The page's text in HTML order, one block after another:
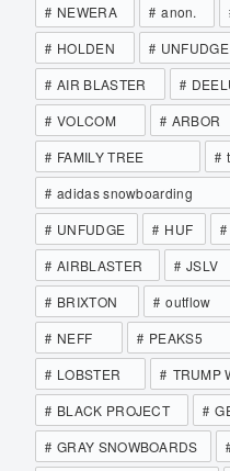
NEWERA
anon.
HOLDEN
AIR BLASTER
VOLCOM
ARBOR
FAMILY TREE
adidas snowboarding
UNFUDGE
HUF
AIRBLASTER
JSLV
BRIXTON
outflow
NEFF
PEAKS5
LOBSTER
TRUMP
BLACK PROJECT
GRAY SNOWBOARDS